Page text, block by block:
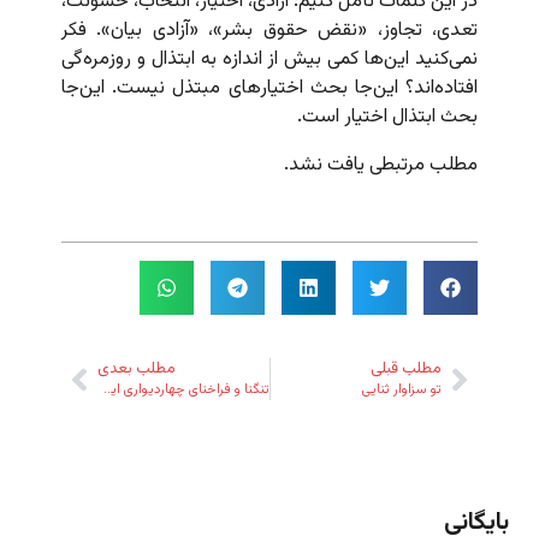
تعدی، تجاوز، «نقض حقوق بشر»، «آزادی بیان». فکر
نمی‌کنید این‌ها کمی بیش از اندازه به ابتذال و روزمره‌گی
افتاده‌اند؟ این‌جا بحث اختیارهای مبتذل نیست. این‌جا
بحث ابتذال اختیار است.
مطلب مرتبطی یافت نشد.
مطلب قبلی
تو سزاوار ثنایی
مطلب بعدی
تنگنا و فراخنای چهاردیواری ایمان
بایگانی